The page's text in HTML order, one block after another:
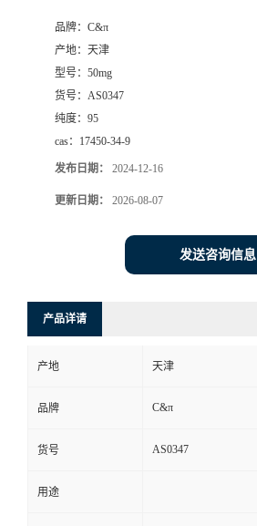
品牌： C&π
产地： 天津
型号： 50mg
货号： AS0347
纯度： 95
cas： 17450-34-9
发布日期： 2024-12-16
更新日期： 2026-08-07
发送咨询信息
产品详请
产地 天津
品牌 C&π
货号 AS0347
用途